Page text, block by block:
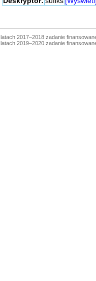
2017–2018 zadanie
2019–2020 zadanie